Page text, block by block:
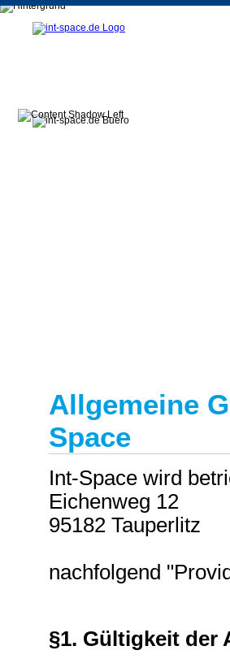
Allgemeine
Space
Int-Space wird
Eichenweg 12
95182 Tauperlitz
nachfolgend
§1. Gültigkeit der